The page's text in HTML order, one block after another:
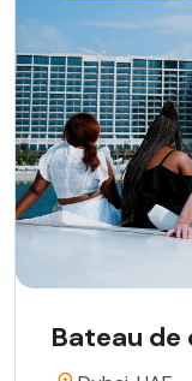
Bateau